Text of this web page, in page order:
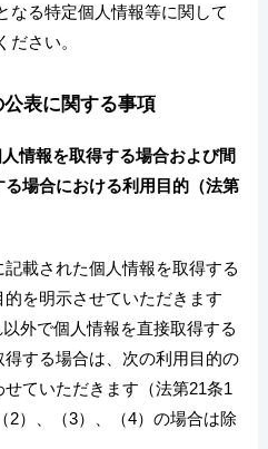
なる特定個人情報等に関して
さい。
表に関する事項
情報を取得する場合および間
場合における利用目的（法第
載された個人情報を取得する
を明示させていただきます
以外で個人情報を直接取得する
する場合は、次の利用目的の
ていただきます（法第21条1
2）、（3）、（4）の場合は除